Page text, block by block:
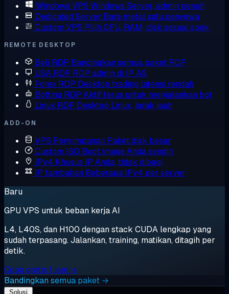
Windows VPS Windows Server, admin penuh
Dedicated Server Bare metal satu penyewa
Custom VPS Pilih CPU, RAM, disk sesuai spek
REMOTE DESKTOP
Beli RDP Bandingkan semua paket RDP
USA RDP RDP admin di IP AS
Forex RDP Desktop trading latensi rendah
Botting RDP Aktif terus untuk menjalankan bot
Linux RDP Desktop Linux, jarak jauh
ADD-ON
VPS Penyimpanan Paket disk besar
Custom ISO Boot image Anda sendiri
IPv4 Khusus IP Anda, tidak dibagi
IP tambahan Beberapa IPv4 per server
Baru
GPU VPS untuk beban kerja AI
L4, L40S, dan H100 dengan stack CUDA lengkap yang
sudah terpasang. Jalankan, training, matikan, ditagih per
detik.
Coba gratis 1 jam →
Bandingkan semua paket →